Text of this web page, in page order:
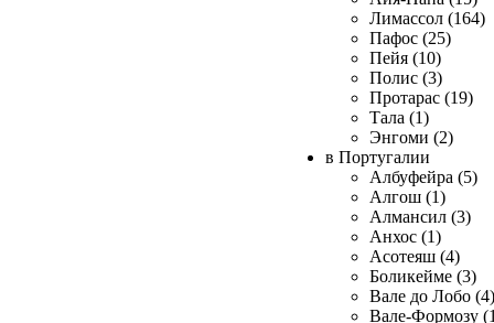
Лимассол (164)
Пафос (25)
Пейя (10)
Полис (3)
Протарас (19)
Тала (1)
Энгоми (2)
в Португалии
Албуфейра (5)
Алгош (1)
Алмансил (3)
Анхос (1)
Асотеяш (4)
Боликейме (3)
Вале до Лобо (4)
Вале-Формозу